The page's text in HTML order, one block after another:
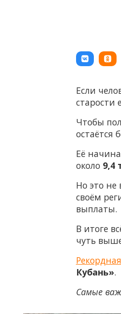
Если
старости
Чтобы
остаётся
Её
около 9,4
Но это не
своём
выплаты.
В итоге
чуть
Кубань».
Самые